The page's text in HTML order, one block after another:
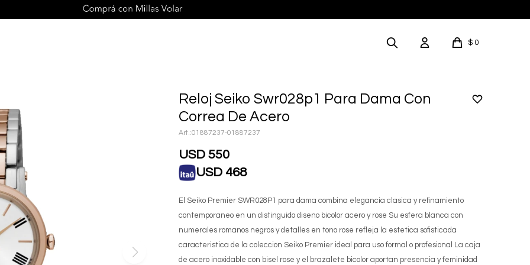
$ 0
Reloj Seiko Swr028p1 Para Dama Con
Correa De Acero
01887237-01887237
USD 550
USD 468
El Seiko Premier SWR028P1 para dama combina elegancia clasica y refinamiento
contemporaneo en un distinguido diseno bicolor acero y rose Su esfera blanca con
numerales romanos negros y detalles en tono rose refleja la estetica sofisticada
caracteristica de la coleccion Seiko Premier ideal para uso formal o profesional La caja
de acero inoxidable con bisel rose y el brazalete bicolor aportan presencia y feminidad